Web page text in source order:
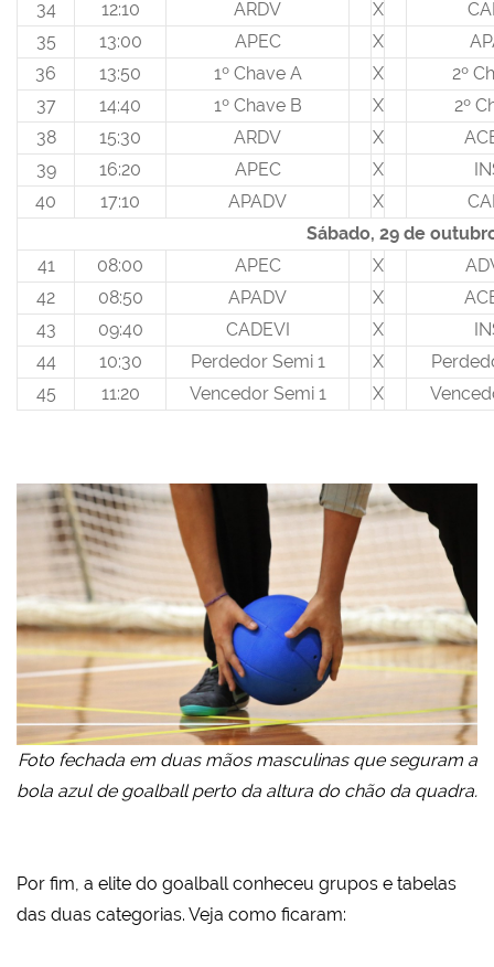
34 12:10 ARDV X
35
13:00 APEC X
36
13:50 1º Chave A X
2º
37
14:40 1º Chave B X
2º
38
15:30 ARDV X
39
16:20 APEC X
40
17:10 APADV X
Sábado, 29 de
41
08:00 APEC X
42
08:50 APADV X
43
09:40 CADEVI X
44
10:30 Perdedor Semi 1 X
45
11:20 Vencedor Semi 1 X
Foto fechada em duas mãos masculinas que seguram a
bola azul de goalball perto da altura do chão da quadra.
Por fim, a elite do goalball conheceu grupos e tabelas
das duas categorias. Veja como ficaram: